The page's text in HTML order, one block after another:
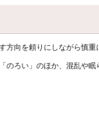
向を頼りにしながら慎重
ろい」のほか、混乱や眠